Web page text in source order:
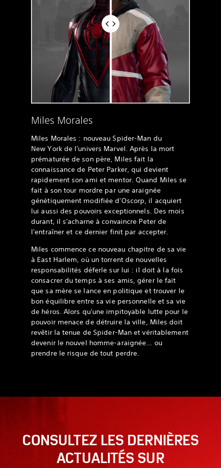
Miles Morales
Miles Morales : nouveau Spider-Man du
New York de l'univers Marvel. Après la mort
prématurée de son père, Miles fait la
connaissance de Peter Parker, qui devient
rapidement son ami et mentor. Quand Miles se
fait à son tour mordre par une araignée
génétiquement modifiée d'Oscorp, il acquiert
lui aussi des pouvoirs exceptionnels. Des mois
durant, il s'acharne à convaincre Peter de
l'entraîner et ce dernier finit par accepter.
Miles commence ce nouveau chapitre de sa vie
à East Harlem, où un torrent de nouvelles
responsabilités déferle sur lui : il doit à la fois
consacrer du temps à ses amis, gérer le fait
que sa mère se lance en politique et trouver le
bon équilibre entre sa vie personnelle et sa vie
de héros. Alors qu'une impitoyable lutte pour le
pouvoir menace de détruire la ville, Miles doit
revêtir la tenue de Spider-Man et véritablement
devenir le nouvel homme-araignée... ou
prendre le risque de tout perdre.
CONSULTEZ LES DERNIÈRES
ACTUALITÉS SUR